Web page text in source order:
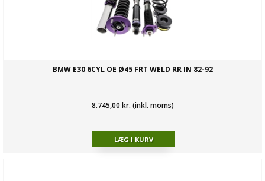
BMW E30 6CYL OE Ø45 FRT WELD RR IN 82-92
8.745,00 kr. (inkl. moms)